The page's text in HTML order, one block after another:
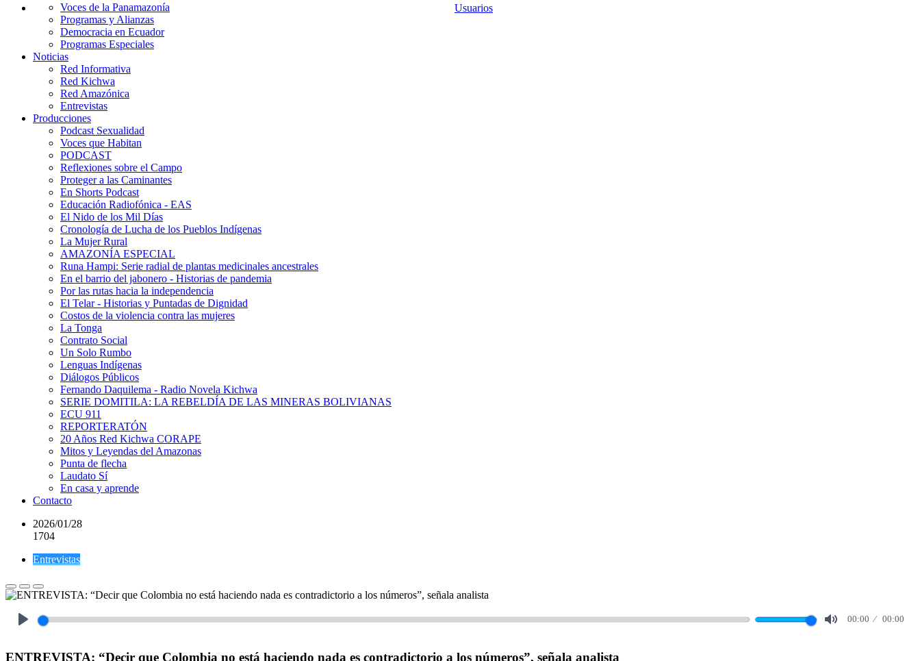
Usuarios
Voces de la Panamazonía
Programas y Alianzas
Democracia en Ecuador
Programas Especiales
Noticias
Red Informativa
Red Kichwa
Red Amazónica
Entrevistas
Producciones
Podcast Sexualidad
Voces que Habitan
PODCAST
Reflexiones sobre el Campo
Proteger a las Caminantes
En Shorts Podcast
Educación Radiofónica - EAS
El Nido de los Mil Días
Cronología de Lucha de los Pueblos Indígenas
La Mujer Rural
AMAZONÍA ESPECIAL
Runa Hampi: Serie radial de plantas medicinales ancestrales
En el barrio del jabonero - Historias de pandemia
Por las rutas hacia la independencia
El Telar - Historias y Puntadas de Dignidad
Costos de la violencia contra las mujeres
La Tonga
Contrato Social
Un Solo Rumbo
Lenguas Indígenas
Diálogos Públicos
Fernando Daquilema - Radio Novela Kichwa
SERIE DOMITILA: LA REBELDÍA DE LAS MINERAS BOLIVIANAS
ECU 911
REPORTERATÓN
20 Años Red Kichwa CORAPE
Mitos y Leyendas del Amazonas
Punta de flecha
Laudato Sí
En casa y aprende
Contacto
2026/01/28
1704
Entrevistas
00:00 00:00
ENTREVISTA: “Decir que Colombia no está haciendo nada es contradictorio a los números”, señala analista